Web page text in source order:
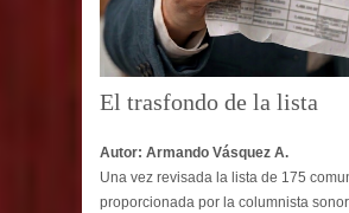
El trasfondo de la lista
Autor: Armando Vásquez A.
Una vez revisada la lista de 175
proporcionada por la columnista